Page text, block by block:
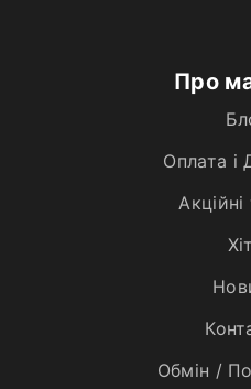
Про
Оплата і
Обмін /